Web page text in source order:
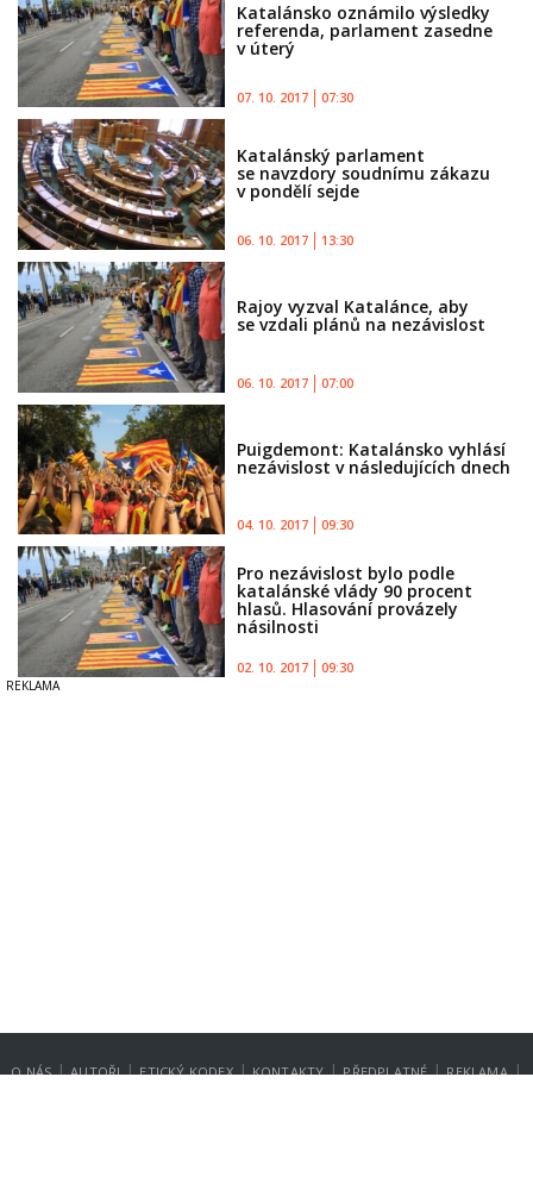
Katalánsko oznámilo výsledky
referenda, parlament zasedne
v úterý
07. 10. 2017 07:30
Katalánský parlament
se navzdory soudnímu zákazu
v pondělí sejde
06. 10. 2017 13:30
Rajoy vyzval Katalánce, aby
se vzdali plánů na nezávislost
06. 10. 2017 07:00
Puigdemont: Katalánsko vyhlásí
nezávislost v následujících dnech
04. 10. 2017 09:30
Pro nezávislost bylo podle
katalánské vlády 90 procent
hlasů. Hlasování provázely
násilnosti
02. 10. 2017 09:30
O NÁS | AUTOŘI | ETICKÝ KODEX | KONTAKTY | PŘEDPLATNÉ | REKLAMA |